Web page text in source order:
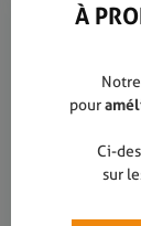
À
pour
Ci-
sur